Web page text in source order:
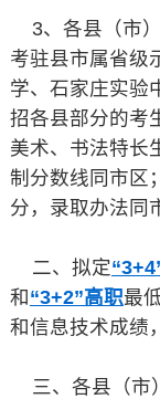
3、各县（市
考驻县市属省级
学、石家庄实验
招各县部分的考
美术、书法特长
制分数线同市区
分，录取办法同
二、拟定
和 “3+2”高职最
和信息技术成绩
三、各县（市